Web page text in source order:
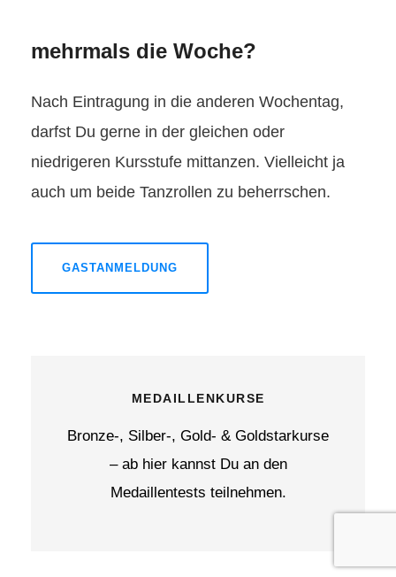
mehrmals die Woche?
Nach Eintragung in die anderen Wochentag,
darfst Du gerne in der gleichen oder
niedrigeren Kursstufe mittanzen. Vielleicht ja
auch um beide Tanzrollen zu beherrschen.
GASTANMELDUNG
MEDAILLENKURSE
Bronze-, Silber-, Gold- & Goldstarkurse
– ab hier kannst Du an den
Medaillentests teilnehmen.